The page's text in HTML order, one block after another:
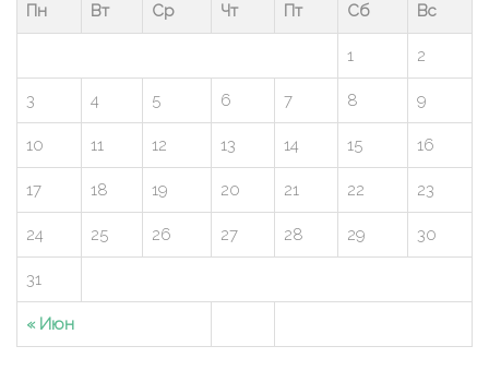
Пн
Вт Ср Чт Пт Сб Вс
« Июн
1 2
3 4 5 6 7 8 9
10 11 12 13 14 15 16
17 18 19 20 21 22 23
24 25 26 27 28 29 30
31